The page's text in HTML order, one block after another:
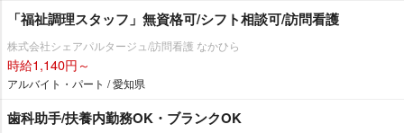
「福祉調理スタッフ」無資格可/シフト相談可/訪問看護
株式会社シェアパルタージュ/訪問看護 なかひら
時給1,140円～
アルバイト・パート / 愛知県
歯科助手/扶養内勤務OK・ブランクOK